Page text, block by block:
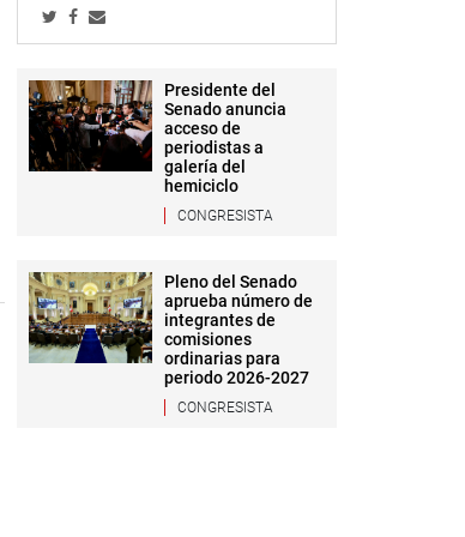
Presidente del
Senado anuncia
acceso de
periodistas a
galería del
hemiciclo
CONGRESISTA
Pleno del Senado
aprueba número de
integrantes de
comisiones
ordinarias para
periodo 2026-2027
CONGRESISTA